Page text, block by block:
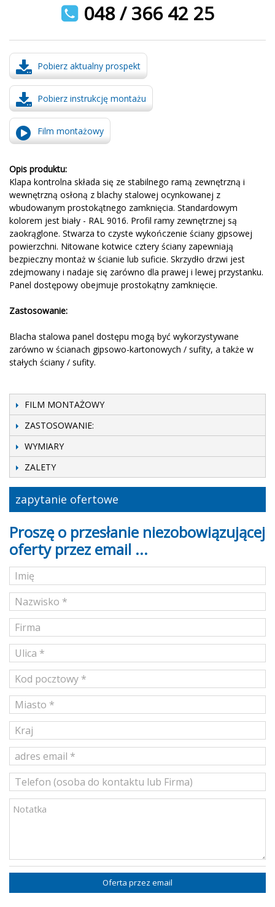
048 / 366 42 25
Pobierz aktualny prospekt
Pobierz instrukcję montażu
Film montażowy
Opis produktu:
Klapa kontrolna składa się ze stabilnego ramą zewnętrzną i
wewnętrzną osłoną z blachy stalowej ocynkowanej z
wbudowanym prostokątnego zamknięcia. Standardowym
kolorem jest biały - RAL 9016. Profil ramy zewnętrznej są
zaokrąglone. Stwarza to czyste wykończenie ściany gipsowej
powierzchni. Nitowane kotwice cztery ściany zapewniają
bezpieczny montaż w ścianie lub suficie. Skrzydło drzwi jest
zdejmowany i nadaje się zarówno dla prawej i lewej przystanku.
Panel dostępowy obejmuje prostokątny zamknięcie.
Zastosowanie:
Blacha stalowa panel dostępu mogą być wykorzystywane
zarówno w ścianach gipsowo-kartonowych / sufity, a także w
stałych ściany / sufity.
FILM MONTAŻOWY
ZASTOSOWANIE:
WYMIARY
ZALETY
zapytanie ofertowe
Proszę o przesłanie niezobowiązującej
oferty przez email ...
Oferta przez email